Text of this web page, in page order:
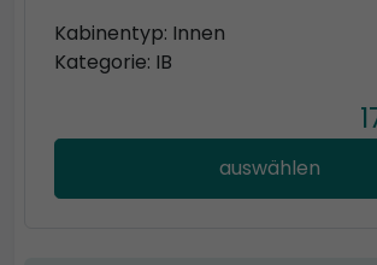
Kabinentyp: Innen
Kategorie: IB
auswählen